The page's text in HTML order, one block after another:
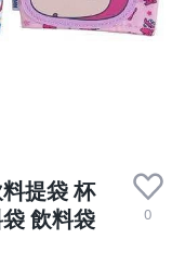
提袋 杯
飲料袋
0